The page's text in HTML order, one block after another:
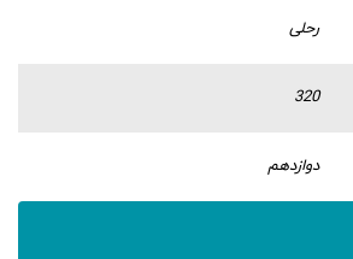
رحلی
320
دوازدهم